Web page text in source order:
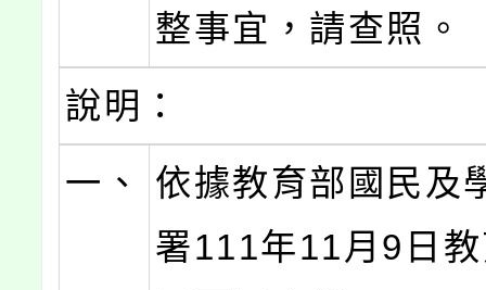
整事宜，請查照。
說明：
一、
依據教育部國民及
署111年11月9日